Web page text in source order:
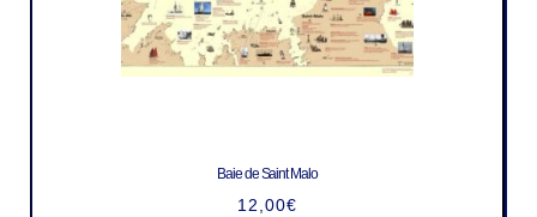
Baie de Saint Malo
12,00€